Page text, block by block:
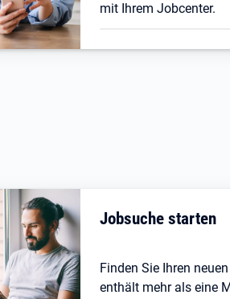
mit Ihrem Jobcenter.
Jobsuche starten
Finden Sie Ihren
enthält mehr als eine